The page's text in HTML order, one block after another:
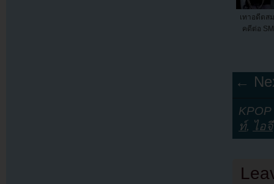
เทาอดีตส
คดีต่อ
←
ท์, ไอจี